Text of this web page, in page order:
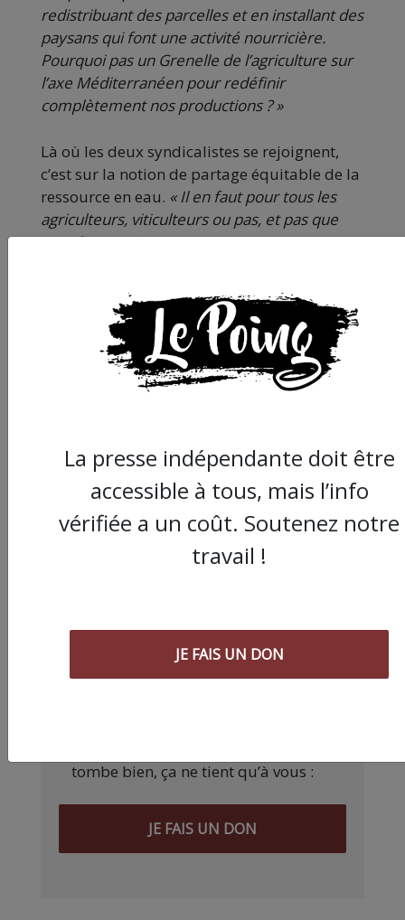
redistribuant des parcelles et en installant des
paysans qui font une activité nourricière.
Pourquoi pas un Grenelle de l’agriculture sur
l’axe Méditerranéen pour redéfinir
complètement nos productions ? »
Là où les deux syndicalistes se rejoignent,
c’est sur la notion de partage équitable de la
ressource en eau. « Il en faut pour tous les
agriculteurs, viticulteurs ou pas, et pas que
pour les gros ! »s’exclame Didier Gadea.
pour une toute petite minorité de
bénéficiaires, surtout des viticulteurs, c’est
non. Cela ne va aider que ceux qui auront
l’argent pour acheminer les tuyaux, etc.
cela se finisse au fusil… »
Elian Barascud
Nos articles sont gratuits car nous
toutes et tous. Pourtant, produire
une information engagée et de
qualité nécessite du temps et de
tombe bien, ça ne tient qu’à vous :
JE FAIS UN DON
La presse indépendante doit être
accessible à tous, mais l’info
vérifiée a un coût. Soutenez notre
travail !
JE FAIS UN DON